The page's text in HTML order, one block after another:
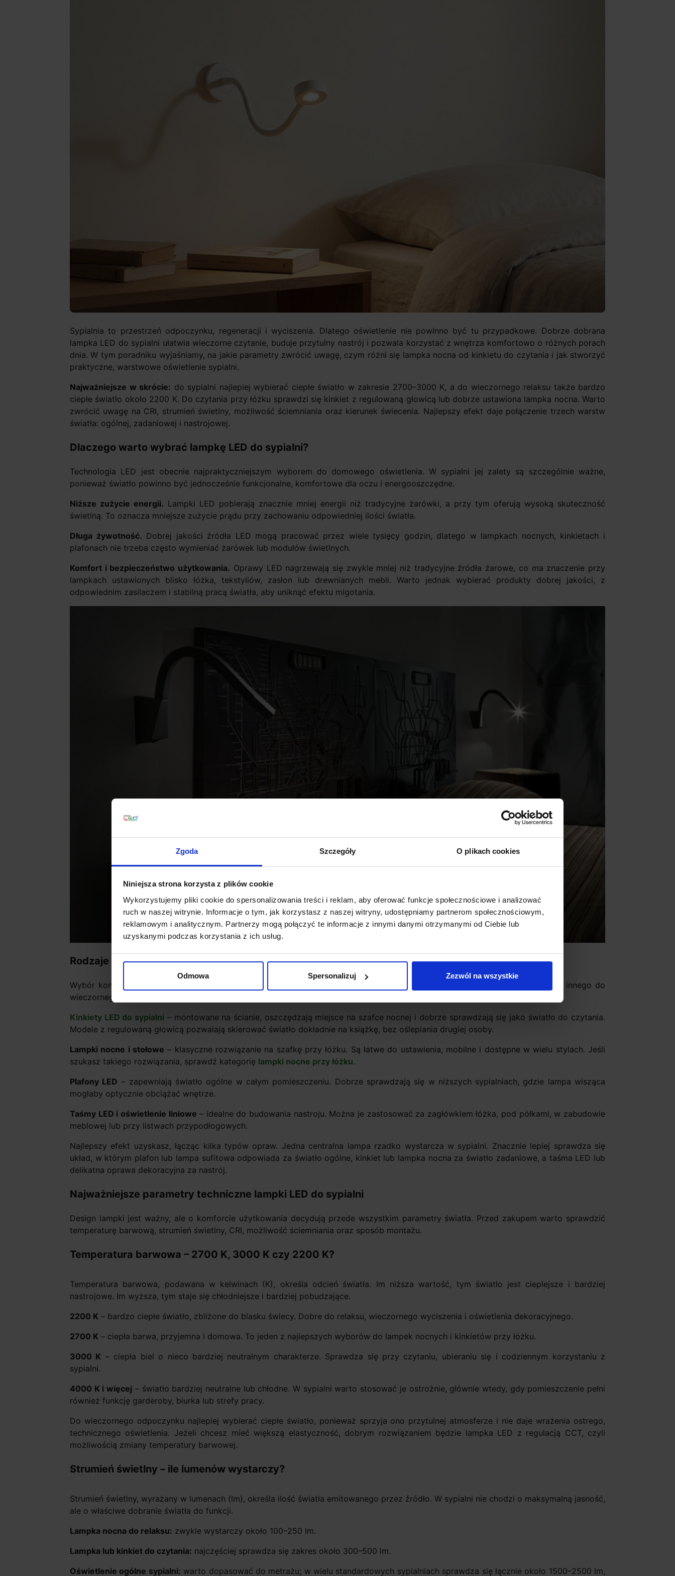
Zgoda Szczegóły O plikach cookies
Niniejsza strona korzysta z plików cookie
Wykorzystujemy pliki cookie do spersonalizowania treści i reklam, aby oferować funkcje społecznościowe i analizować
ruch w naszej witrynie. Informacje o tym, jak korzystasz z naszej witryny, udostępniamy partnerom społecznościowym,
reklamowym i analitycznym. Partnerzy mogą połączyć te informacje z innymi danymi otrzymanymi od Ciebie lub
uzyskanymi podczas korzystania z ich usług.
Odmowa Spersonalizuj Zezwól na wszystkie
Sypialnia to przestrzeń odpoczynku, regeneracji i wyciszenia. Dlatego oświetlenie nie powinno być tu przypadkowe. Dobrze dobrana
lampka LED do sypialni ułatwia wieczorne czytanie, buduje przytulny nastrój i pozwala korzystać z wnętrza komfortowo o różnych porach
dnia. W tym poradniku wyjaśniamy, na jakie parametry zwrócić uwagę, czym różni się lampka nocna od kinkietu do czytania i jak stworzyć
praktyczne, warstwowe oświetlenie sypialni.
Najważniejsze w skrócie: do sypialni najlepiej wybierać ciepłe światło w zakresie 2700–3000 K, a do wieczornego relaksu także bardzo
ciepłe światło około 2200 K. Do czytania przy łóżku sprawdzi się kinkiet z regulowaną głowicą lub dobrze ustawiona lampka nocna. Warto
zwrócić uwagę na CRI, strumień świetlny, możliwość ściemniania oraz kierunek świecenia. Najlepszy efekt daje połączenie trzech warstw
światła: ogólnej, zadaniowej i nastrojowej.
Dlaczego warto wybrać lampkę LED do sypialni?
Technologia LED jest obecnie najpraktyczniejszym wyborem do domowego oświetlenia. W sypialni jej zalety są szczególnie ważne,
ponieważ światło powinno być jednocześnie funkcjonalne, komfortowe dla oczu i energooszczędne.
Niższe zużycie energii. Lampki LED pobierają znacznie mniej energii niż tradycyjne żarówki, a przy tym oferują wysoką skuteczność
świetlną. To oznacza mniejsze zużycie prądu przy zachowaniu odpowiedniej ilości światła.
Długa żywotność. Dobrej jakości źródła LED mogą pracować przez wiele tysięcy godzin, dlatego w lampkach nocnych, kinkietach i
plafonach nie trzeba często wymieniać żarówek lub modułów świetlnych.
Komfort i bezpieczeństwo użytkowania. Oprawy LED nagrzewają się zwykle mniej niż tradycyjne źródła żarowe, co ma znaczenie przy
lampkach ustawionych blisko łóżka, tekstyliów, zasłon lub drewnianych mebli. Warto jednak wybierać produkty dobrej jakości, z
odpowiednim zasilaczem i stabilną pracą światła, aby uniknąć efektu migotania.
Rodzaje lampek LED do sypialni
Wybór konkretnego typu lampki zależy od tego, jak korzystasz z sypialni. Innego światła potrzebujesz do czytania w łóżku, innego do
wieczornego relaksu, a jeszcze innego do codziennego porządkowania przestrzeni.
Kinkiety LED do sypialni – montowane na ścianie, oszczędzają miejsce na szafce nocnej i dobrze sprawdzają się jako światło do czytania.
Modele z regulowaną głowicą pozwalają skierować światło dokładnie na książkę, bez oślepiania drugiej osoby.
Lampki nocne i stołowe – klasyczne rozwiązanie na szafkę przy łóżku. Są łatwe do ustawienia, mobilne i dostępne w wielu stylach. Jeśli
szukasz takiego rozwiązania, sprawdź kategorię lampki nocne przy łóżku.
Plafony LED – zapewniają światło ogólne w całym pomieszczeniu. Dobrze sprawdzają się w niższych sypialniach, gdzie lampa wisząca
mogłaby optycznie obciążać wnętrze.
Taśmy LED i oświetlenie liniowe – idealne do budowania nastroju. Można je zastosować za zagłówkiem łóżka, pod półkami, w zabudowie
meblowej lub przy listwach przypodłogowych.
Najlepszy efekt uzyskasz, łącząc kilka typów opraw. Jedna centralna lampa rzadko wystarcza w sypialni. Znacznie lepiej sprawdza się
układ, w którym plafon lub lampa sufitowa odpowiada za światło ogólne, kinkiet lub lampka nocna za światło zadaniowe, a taśma LED lub
delikatna oprawa dekoracyjna za nastrój.
Najważniejsze parametry techniczne lampki LED do sypialni
Design lampki jest ważny, ale o komforcie użytkowania decydują przede wszystkim parametry światła. Przed zakupem warto sprawdzić
temperaturę barwową, strumień świetlny, CRI, możliwość ściemniania oraz sposób montażu.
Temperatura barwowa – 2700 K, 3000 K czy 2200 K?
Temperatura barwowa, podawana w kelwinach (K), określa odcień światła. Im niższa wartość, tym światło jest cieplejsze i bardziej
nastrojowe. Im wyższa, tym staje się chłodniejsze i bardziej pobudzające.
2200 K – bardzo ciepłe światło, zbliżone do blasku świecy. Dobre do relaksu, wieczornego wyciszenia i oświetlenia dekoracyjnego.
2700 K – ciepła barwa, przyjemna i domowa. To jeden z najlepszych wyborów do lampek nocnych i kinkietów przy łóżku.
3000 K – ciepła biel o nieco bardziej neutralnym charakterze. Sprawdza się przy czytaniu, ubieraniu się i codziennym korzystaniu z
sypialni.
4000 K i więcej – światło bardziej neutralne lub chłodne. W sypialni warto stosować je ostrożnie, głównie wtedy, gdy pomieszczenie pełni
również funkcję garderoby, biurka lub strefy pracy.
Do wieczornego odpoczynku najlepiej wybierać ciepłe światło, ponieważ sprzyja ono przytulnej atmosferze i nie daje wrażenia ostrego,
technicznego oświetlenia. Jeżeli chcesz mieć większą elastyczność, dobrym rozwiązaniem będzie lampka LED z regulacją CCT, czyli
możliwością zmiany temperatury barwowej.
Strumień świetlny – ile lumenów wystarczy?
Strumień świetlny, wyrażany w lumenach (lm), określa ilość światła emitowanego przez źródło. W sypialni nie chodzi o maksymalną jasność,
ale o właściwe dobranie światła do funkcji.
Lampka nocna do relaksu: zwykle wystarczy około 100–250 lm.
Lampka lub kinkiet do czytania: najczęściej sprawdza się zakres około 300–500 lm.
Oświetlenie ogólne sypialni: warto dopasować do metrażu; w wielu standardowych sypialniach sprawdza się łącznie około 1500–2500 lm,